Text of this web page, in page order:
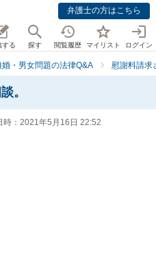
弁護士の方はこちら
する 探す 閲覧履歴 マイリスト ログイン
婚・男女問題の法律Q&A 慰謝料請求
。
： 2021年5月16日 22:52